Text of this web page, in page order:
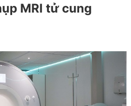
MRI tử cung